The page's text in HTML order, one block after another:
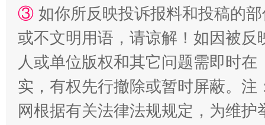
扯下公款旅游的“隐身衣” 如何以
③ 如你所反映投诉报料和投稿的
或不文明用语，请谅解！如因被
人或单位版权和其它问题需即时在
实，有权先行撤除或暂时屏蔽。
网根据有关法律法规规定，为维